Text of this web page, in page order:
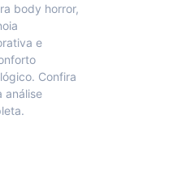
body horror,
e
Confira
análise